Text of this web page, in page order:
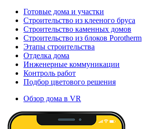
Готовые дома и участки
Строительство из клееного бруса
Строительство каменных домов
Строительство из блоков Porotherm
Этапы строительства
Отделка дома
Инженерные коммуникации
Контроль работ
Подбор цветового решения
Обзор дома в VR